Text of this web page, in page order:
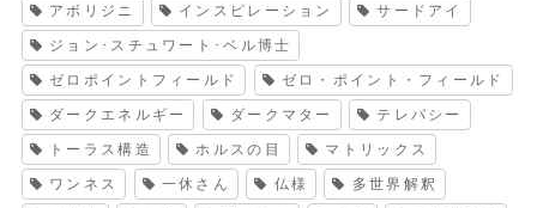
アボリジニ インスピレーション サードアイ
ジョン･スチュワート･ベル博士
ゼロポイントフィールド ゼロ・ポイント・フィールド
ダークエネルギー ダークマター テレパシー
トーラス構造 ホルスの目 マトリックス
ワンネス 一休さん 仏様 多世界解釈